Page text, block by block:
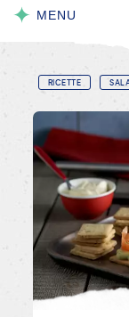
MENU
RICETTE